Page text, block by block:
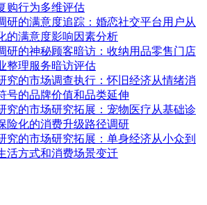
购行为多维评估
研的满意度追踪：婚恋社交平台用户从
的满意度影响因素分析
研的神秘顾客暗访：收纳用品零售门店
整理服务暗访评估
究的市场调查执行：怀旧经济从情绪消
号的品牌价值和品类延伸
究的市场研究拓展：宠物医疗从基础诊
险化的消费升级路径调研
究的市场研究拓展：单身经济从小众到
活方式和消费场景变迁